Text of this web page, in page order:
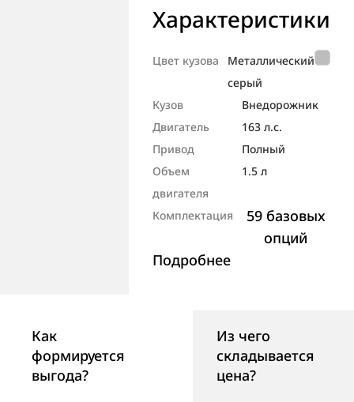
Характеристики
Цвет кузова
Металлический
серый
Кузов
Внедорож­ник
Двигатель
163 л.с.
Привод
Полный
Объем
двигателя
1.5 л
Комплектация
59 базовых
опций
Подробнее
Как
формируется
выгода?
Из чего
складывается
цена?